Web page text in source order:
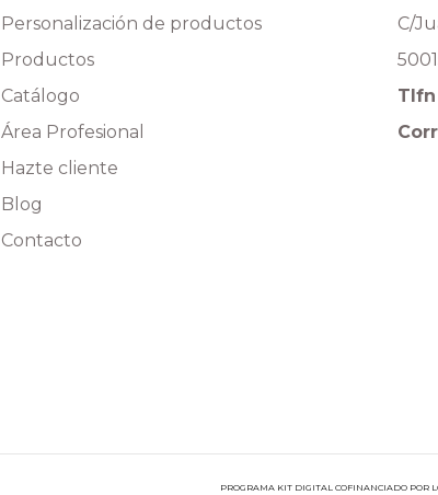
Personalización de productos
Productos
Catálogo
Área Profesional
Hazte cliente
Blog
Contacto
C/
PROGRAMA KIT DIGITAL COFINANCIADO POR